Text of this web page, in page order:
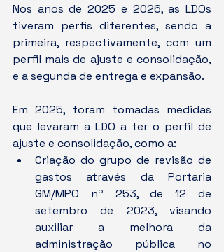
Nos anos de 2025 e 2026, as LDOs
tiveram perfis diferentes, sendo a
primeira, respectivamente, com um
perfil mais de ajuste e consolidação,
e a segunda de entrega e expansão.
Em 2025, foram tomadas medidas
que levaram a LDO a ter o perfil de
ajuste e consolidação, como a:
Criação do grupo de revisão de
gastos através da Portaria
GM/MPO nº 253, de 12 de
setembro de 2023, visando
auxiliar a melhora da
administração pública no